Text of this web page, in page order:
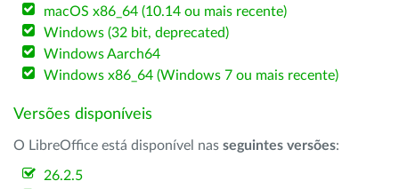
macOS x86_64 (10.14 ou mais recente)
Windows (32 bit, deprecated)
Windows Aarch64
Windows x86_64 (Windows 7 ou mais recente)
Versões disponíveis
O LibreOffice está disponível nas seguintes versões:
26.2.5